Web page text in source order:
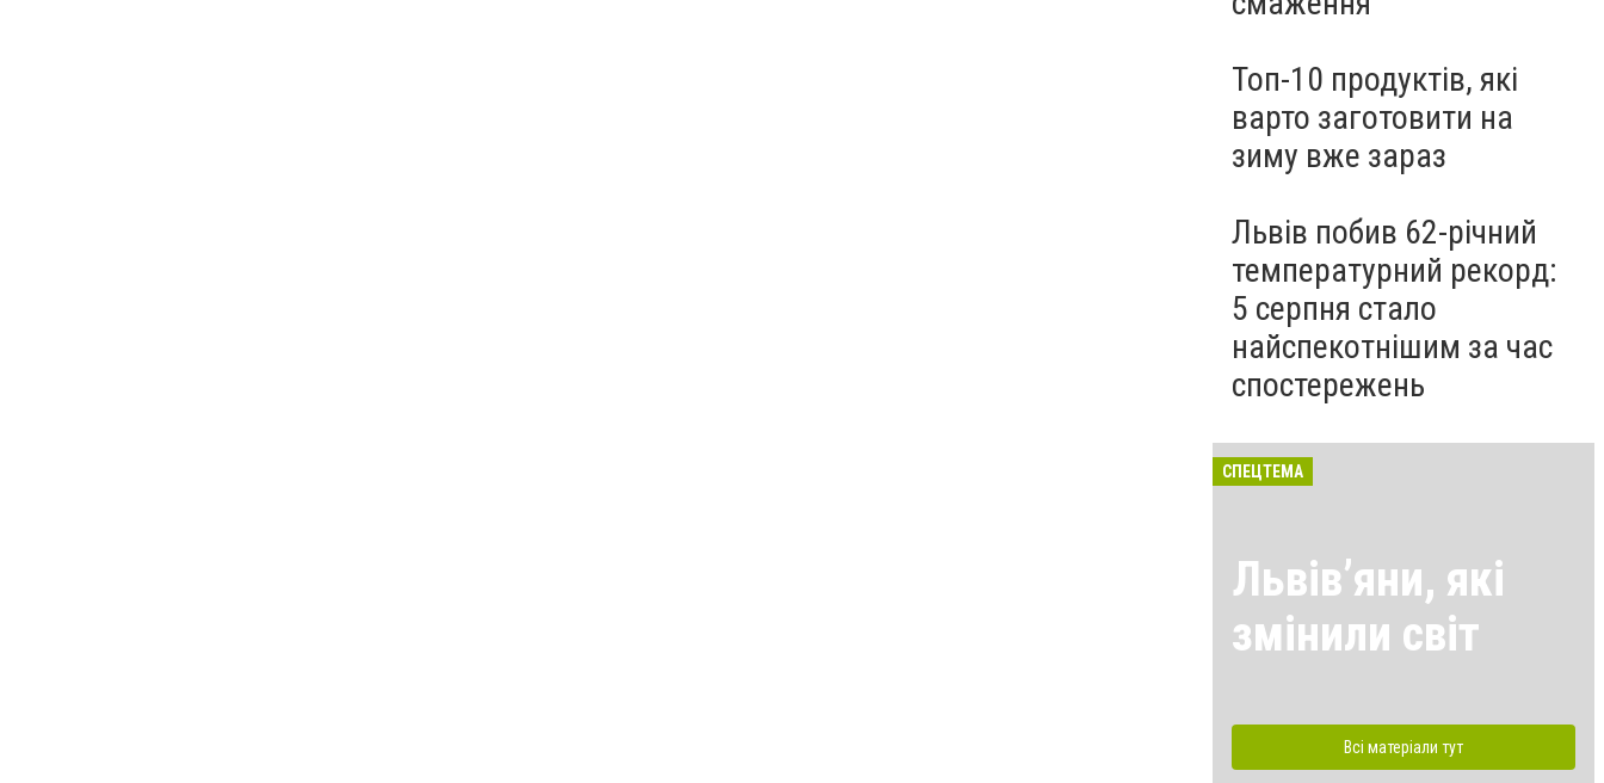
Топ-10 продуктів, які
варто заготовити на
зиму вже зараз
Львів побив 62-річний
температурний рекорд:
5 серпня стало
найспекотнішим за час
спостережень
СПЕЦТЕМА
Львівʼяни, які
змінили світ
Всі матеріали тут